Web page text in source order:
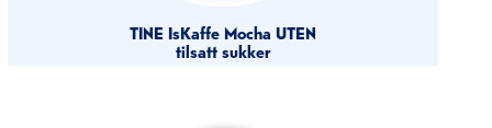
TINE IsKaffe Mocha UTEN
tilsatt sukker